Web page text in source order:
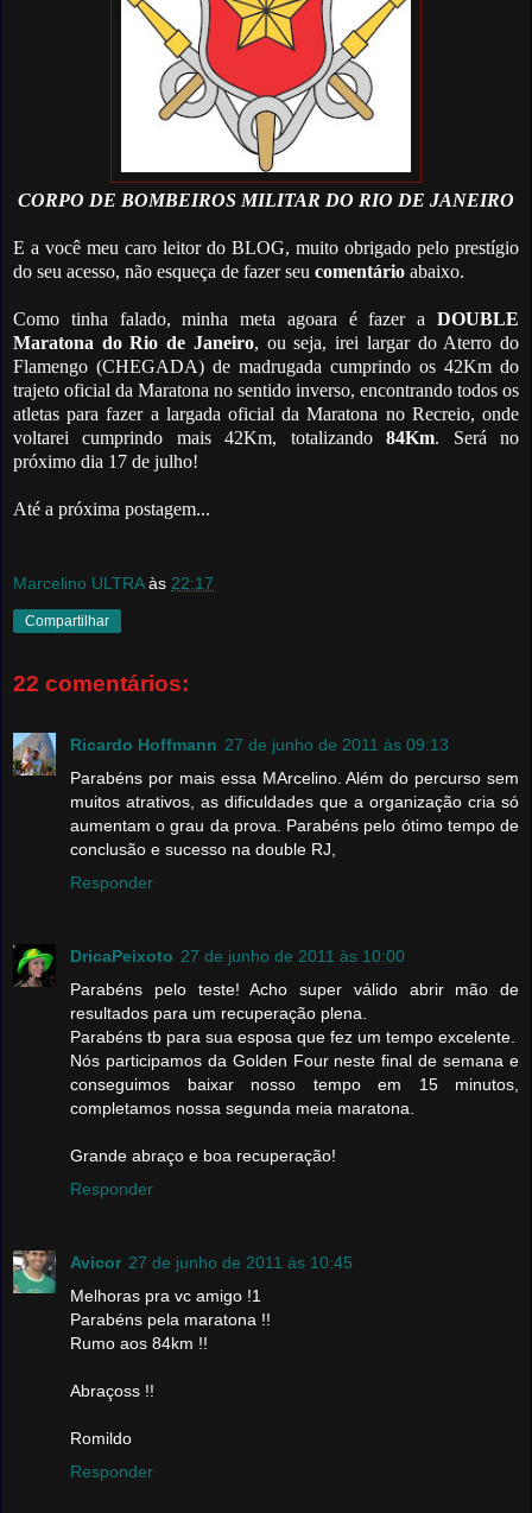
CORPO DE BOMBEIROS MILITAR DO RIO DE JANEIRO
E a você meu caro leitor do BLOG, muito obrigado pelo prestígio
do seu acesso, não esqueça de fazer seu comentário abaixo.
Como tinha falado, minha meta agoara é fazer a DOUBLE
Maratona do Rio de Janeiro, ou seja, irei largar do Aterro do
Flamengo (CHEGADA) de madrugada cumprindo os 42Km do
trajeto oficial da Maratona no sentido inverso, encontrando todos os
atletas para fazer a largada oficial da Maratona no Recreio, onde
voltarei cumprindo mais 42Km, totalizando84Km. Será no
próximo dia 17 de julho!
Até a próxima postagem...
Marcelino ULTRA às 22:17
Compartilhar
22 comentários:
Ricardo Hoffmann 27 de junho de 2011 às 09:13
Parabéns por mais essa MArcelino. Além do percurso sem
muitos atrativos, as dificuldades que a organização cria só
aumentam o grau da prova. Parabéns pelo ótimo tempo de
conclusão e sucesso na double RJ,
Responder
DricaPeixoto 27 de junho de 2011 às 10:00
Parabéns pelo teste! Acho super válido abrir mão de
resultados para um recuperação plena.
Parabéns tb para sua esposa que fez um tempo excelente.
Nós participamos da Golden Four neste final de semana e
conseguimos baixar nosso tempo em 15 minutos,
completamos nossa segunda meia maratona.
Grande abraço e boa recuperação!
Responder
Avicor 27 de junho de 2011 às 10:45
Melhoras pra vc amigo !1
Parabéns pela maratona !!
Rumo aos 84km !!
Abraçoss !!
Romildo
Responder